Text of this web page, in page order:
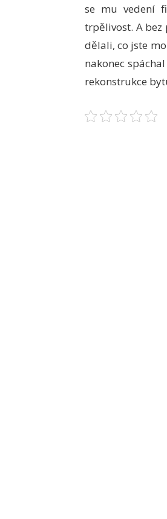
se mu vedení
trpělivost. A bez
dělali, co jste
nakonec
rekonstrukce